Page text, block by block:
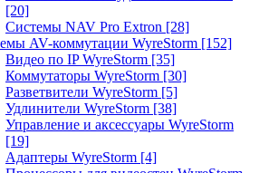
[20]
Системы NAV Pro Extron [28]
AV-коммутации WyreStorm [152]
Видео по IP WyreStorm [35]
Коммутаторы WyreStorm [30]
Разветвители WyreStorm [5]
Удлинители WyreStorm [38]
Управление и аксессуары WyreStorm
[19]
Адаптеры WyreStorm [4]